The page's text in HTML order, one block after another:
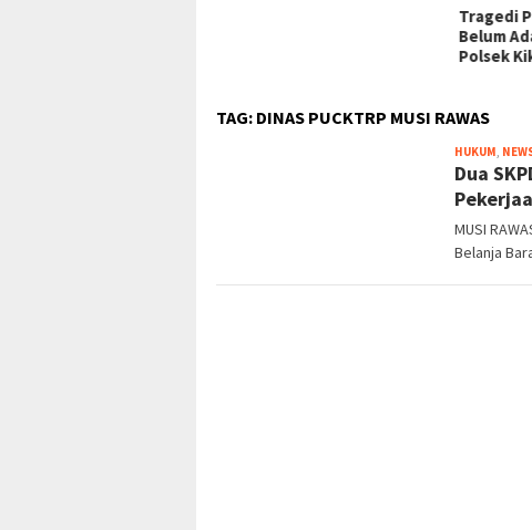
Tragedi
Belum
Polsek
TAG: DINAS PUCKTRP MUSI RAWAS
HUKUM,
Dua
MUSI
Belanja